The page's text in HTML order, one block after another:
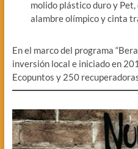
molido plástico duro y
alambre olímpico y cinta
En el marco del programa
inversión local e iniciado en
Ecopuntos y 250